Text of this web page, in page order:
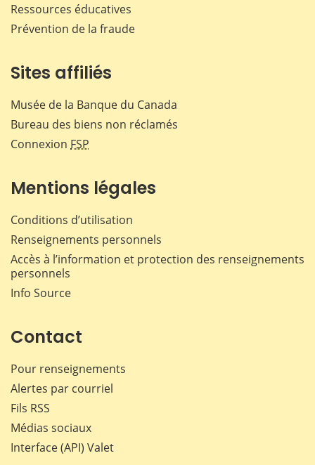
Ressources éducatives
Prévention de la fraude
Sites affiliés
Musée de la Banque du Canada
Bureau des biens non réclamés
Connexion FSP
Mentions légales
Conditions d’utilisation
Renseignements personnels
Accès à l’information et protection des renseignements
personnels
Info Source
Contact
Pour renseignements
Alertes par courriel
Fils RSS
Médias sociaux
Interface (API) Valet